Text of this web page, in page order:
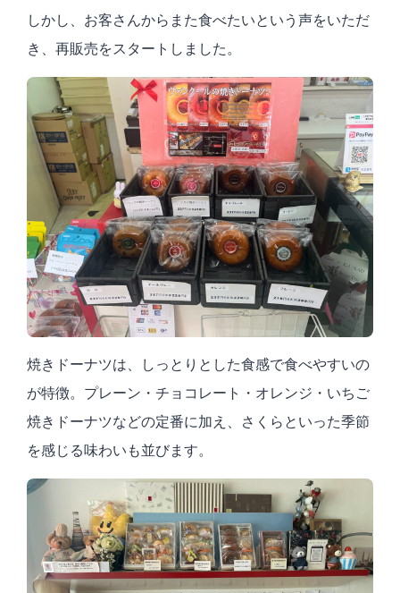
しかし、お客さんからまた食べたいという声をいただ
き、再販売をスタートしました。
焼きドーナツは、しっとりとした食感で食べやすいの
が特徴。プレーン・チョコレート・オレンジ・いちご
焼きドーナツなどの定番に加え、さくらといった季節
を感じる味わいも並びます。